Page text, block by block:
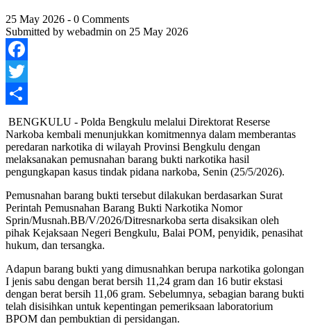
25 May 2026 - 0 Comments
Submitted by webadmin on 25 May 2026
Facebook
Twitter
Share
BENGKULU - Polda Bengkulu melalui Direktorat Reserse
Narkoba kembali menunjukkan komitmennya dalam memberantas
peredaran narkotika di wilayah Provinsi Bengkulu dengan
melaksanakan pemusnahan barang bukti narkotika hasil
pengungkapan kasus tindak pidana narkoba, Senin (25/5/2026).
Pemusnahan barang bukti tersebut dilakukan berdasarkan Surat
Perintah Pemusnahan Barang Bukti Narkotika Nomor
Sprin/Musnah.BB/V/2026/Ditresnarkoba serta disaksikan oleh
pihak Kejaksaan Negeri Bengkulu, Balai POM, penyidik, penasihat
hukum, dan tersangka.
Adapun barang bukti yang dimusnahkan berupa narkotika golongan
I jenis sabu dengan berat bersih 11,24 gram dan 16 butir ekstasi
dengan berat bersih 11,06 gram. Sebelumnya, sebagian barang bukti
telah disisihkan untuk kepentingan pemeriksaan laboratorium
BPOM dan pembuktian di persidangan.